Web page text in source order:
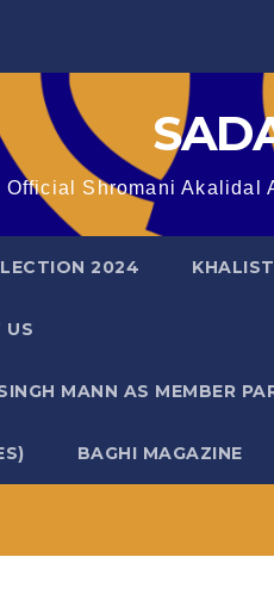
Official Shromani Akalidal
2024
US
MANN AS MEMBER
BAGHI MAGAZINE